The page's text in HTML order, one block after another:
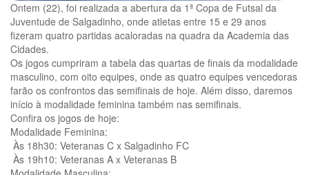
Ontem (22), foi realizada a abertura da 1ª Copa de Futsal da
Juventude de Salgadinho, onde atletas entre 15 e 29 anos
fizeram quatro partidas acaloradas na quadra da Academia das
Cidades.
Os jogos cumpriram a tabela das quartas de finais da modalidade
masculino, com oito equipes, onde as quatro equipes vencedoras
farão os confrontos das semifinais de hoje. Além disso, daremos
início à modalidade feminina também nas semifinais.
Confira os jogos de hoje:
Modalidade Feminina:
Às 18h30: Veteranas C x Salgadinho FC
Às 19h10: Veteranas A x Veteranas B